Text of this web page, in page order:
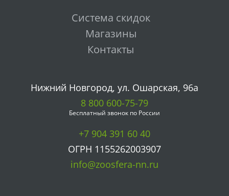
Система скидок
Магазины
Контакты
Нижний Новгород, ул. Ошарская, 96а
8 800 600-75-79
Бесплатный звонок по России
+7 904 391 60 40
ОГРН 1155262003907
info@zoosfera-nn.ru